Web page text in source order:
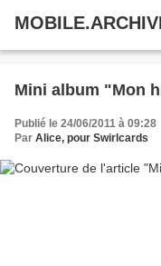
Mini album "Mon
Publié le 24/06/2011 à 09:28
Par Alice, pour Swirlcards